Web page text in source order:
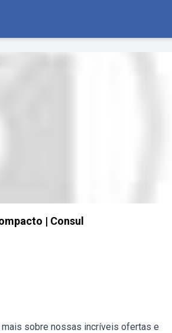
| Consul
sobre nossas incríveis ofertas e